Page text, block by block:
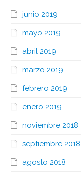
junio 2019
mayo 2019
abril 2019
marzo 2019
febrero 2019
enero 2019
noviembre 2018
septiembre 2018
agosto 2018